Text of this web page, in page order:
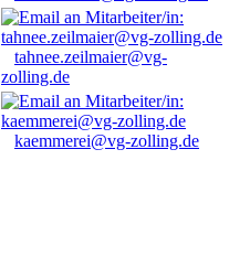
tahnee.zeilmaier@vg-
zolling.de
kaemmerei@vg-zolling.de